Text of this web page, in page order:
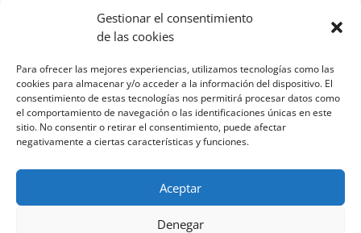
Gestionar el consentimiento
de las cookies
Para ofrecer las mejores experiencias, utilizamos tecnologías como las
cookies para almacenar y/o acceder a la información del dispositivo. El
consentimiento de estas tecnologías nos permitirá procesar datos como
el comportamiento de navegación o las identificaciones únicas en este
sitio. No consentir o retirar el consentimiento, puede afectar
negativamente a ciertas características y funciones.
Aceptar
Denegar
Esperamos teneros pronto de nuevo en clase.